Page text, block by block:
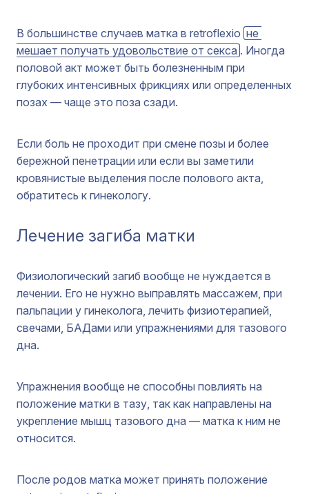
В большинстве случаев матка в retroflexio не
мешает получать удовольствие от секса . Иногда
половой акт может быть болезненным при
глубоких интенсивных фрикциях или определенных
позах — чаще это поза сзади.
Если боль не проходит при смене позы и более
бережной пенетрации или если вы заметили
кровянистые выделения после полового акта,
обратитесь к гинекологу.
Лечение загиба матки
Физиологический загиб вообще не нуждается в
лечении. Его не нужно выправлять массажем, при
пальпации у гинеколога, лечить физиотерапией,
свечами, БАДами или упражнениями для тазового
дна.
Упражнения вообще не способны повлиять на
положение матки в тазу, так как направлены на
укрепление мышц тазового дна — матка к ним не
относится.
После родов матка может принять положение